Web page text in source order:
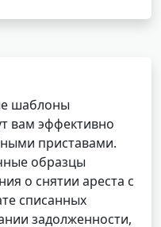
шаблоны
вам эффективно
приставами.
образцы
о снятии ареста с
списанных
задолженности,